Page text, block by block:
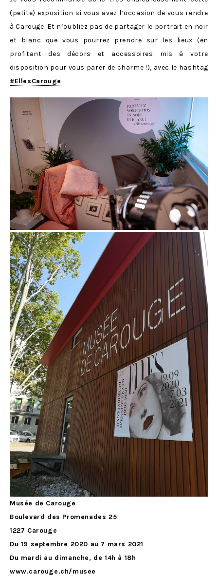
(petite) exposition si vous avez l’occasion de vous rendre
à Carouge. Et n’oubliez pas de partager le portrait en noir
et blanc que vous pourrez prendre sur les lieux (en
profitant des décors et accessoires mis à votre
disposition pour vous parer de charme !), avec le hashtag
#EllesCarouge.
Musée de Carouge
Boulevard des Promenades 25
1227 Carouge
Du 19 septembre 2020 au 7 mars 2021
Du mardi au dimanche, de 14h à 18h
www.carouge.ch/musee